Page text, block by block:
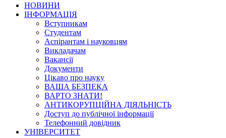
НОВИНИ
ІНФОРМАЦІЯ
Вступникам
Студентам
Аспірантам і науковцям
Викладачам
Вакансії
Документи
Цікаво про науку
ВАША БЕЗПЕКА
ВАРТО ЗНАТИ!
АНТИКОРУПЦІЙНА ДІЯЛЬНІСТЬ
Доступ до публічної інформації
Телефонний довідник
УНІВЕРСИТЕТ